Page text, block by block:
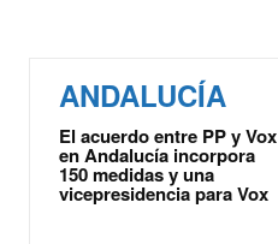
ANDALUCÍA
El acuerdo entre PP y Vox
en Andalucía incorpora
150 medidas y una
vicepresidencia para Vox